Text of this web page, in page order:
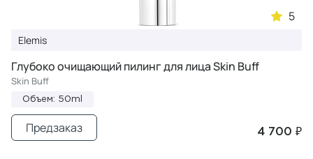
5
Elemis
Глубоко очищающий пилинг для лица Skin Buff
Skin Buff
Объем: 50ml
4 700 ₽
Предзаказ